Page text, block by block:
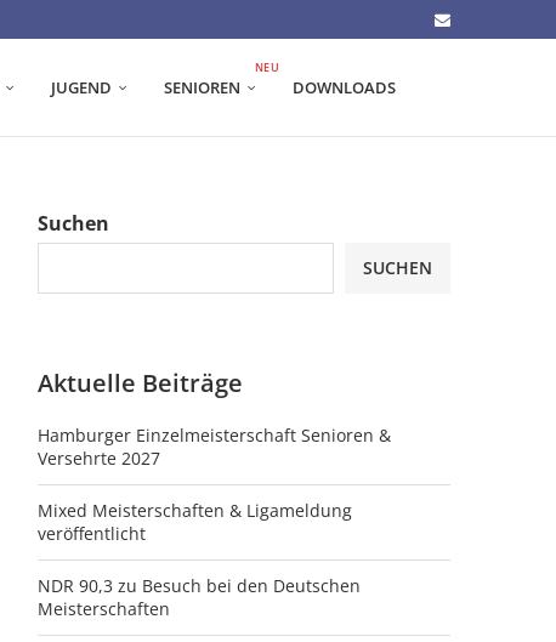
JUGEND SENIOREN
NEU
DOWNLOADS
Suchen
SUCHEN
Aktuelle Beiträge
Hamburger Einzelmeisterschaft Senioren &
Versehrte 2027
Mixed Meisterschaften & Ligameldung
veröffentlicht
NDR 90,3 zu Besuch bei den Deutschen
Meisterschaften